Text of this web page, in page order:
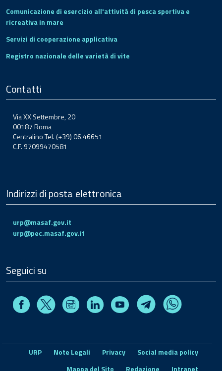
Comunicazione di esercizio all'attività di pesca sportiva e
ricreativa in mare
Servizi di cooperazione applicativa
Registro nazionale delle varietà di vite
Contatti
Via XX Settembre, 20
00187 Roma
Centralino Tel. (+39) 06.46651
C.F. 97099470581
Indirizzi di posta elettronica
urp@masaf.gov.it
urp@pec.masaf.gov.it
Seguici su
FacebookX InstagramLinkedin Youtube TelegramWhatsapp
URP Note Legali Privacy
Social media policy
Mappa del Sito
Redazione Intranet